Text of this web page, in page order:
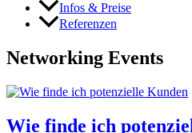
Infos & Preise
Referenzen
Networking Events
Wie finde ich